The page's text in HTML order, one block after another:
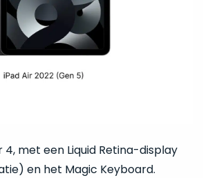
met een Liquid Retina-display
en het Magic Keyboard.